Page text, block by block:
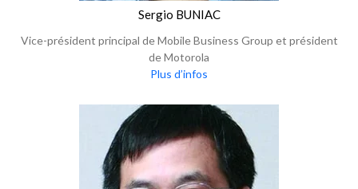
Sergio BUNIAC
Vice-président principal de Mobile Business Group et président
de Motorola
Plus d’infos